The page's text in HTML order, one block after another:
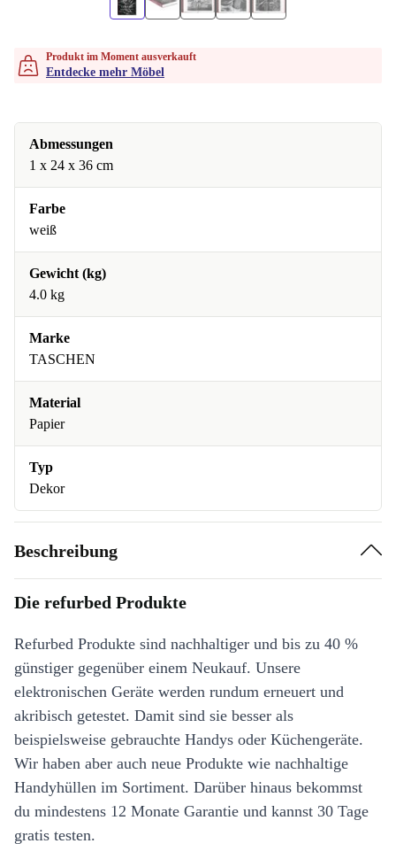
Produkt im Moment ausverkauft
Entdecke mehr Möbel
Abmessungen
1 x 24 x 36 cm
Farbe
weiß
Gewicht (kg)
4.0 kg
Marke
TASCHEN
Material
Papier
Typ
Dekor
Beschreibung
Die refurbed Produkte
Refurbed Produkte sind nachhaltiger und bis zu 40 %
günstiger gegenüber einem Neukauf. Unsere
elektronischen Geräte werden rundum erneuert und
akribisch getestet. Damit sind sie besser als
beispielsweise gebrauchte Handys oder Küchengeräte.
Wir haben aber auch neue Produkte wie nachhaltige
Handyhüllen im Sortiment. Darüber hinaus bekommst
du mindestens 12 Monate Garantie und kannst 30 Tage
gratis testen.